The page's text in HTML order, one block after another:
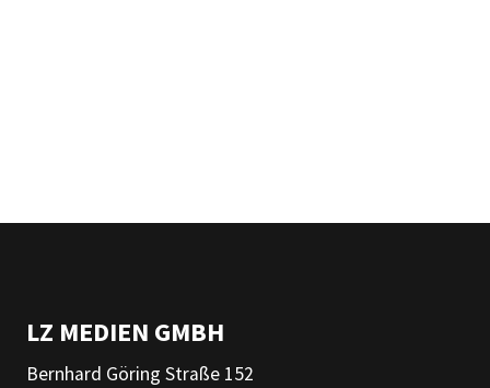
LZ MEDIEN GMBH
Bernhard Göring Straße 152